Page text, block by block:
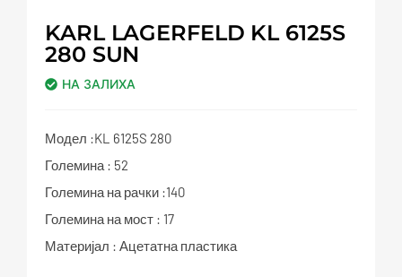
KARL LAGERFELD KL 6125S
280 SUN
НА ЗАЛИХА
Модел :KL 6125S 280
Големина : 52
Големина на рачки :140
Големина на мост : 17
Материјал : Ацетатна пластика